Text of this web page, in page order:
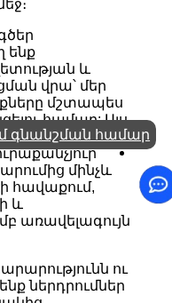
ենք
և
վրա՝ մեր
մշտապես
համար: Այս
ուշադիր
մինչև
հավաքում,
և
առավելագույն
ու
ներդրումներ
գնանշման համար